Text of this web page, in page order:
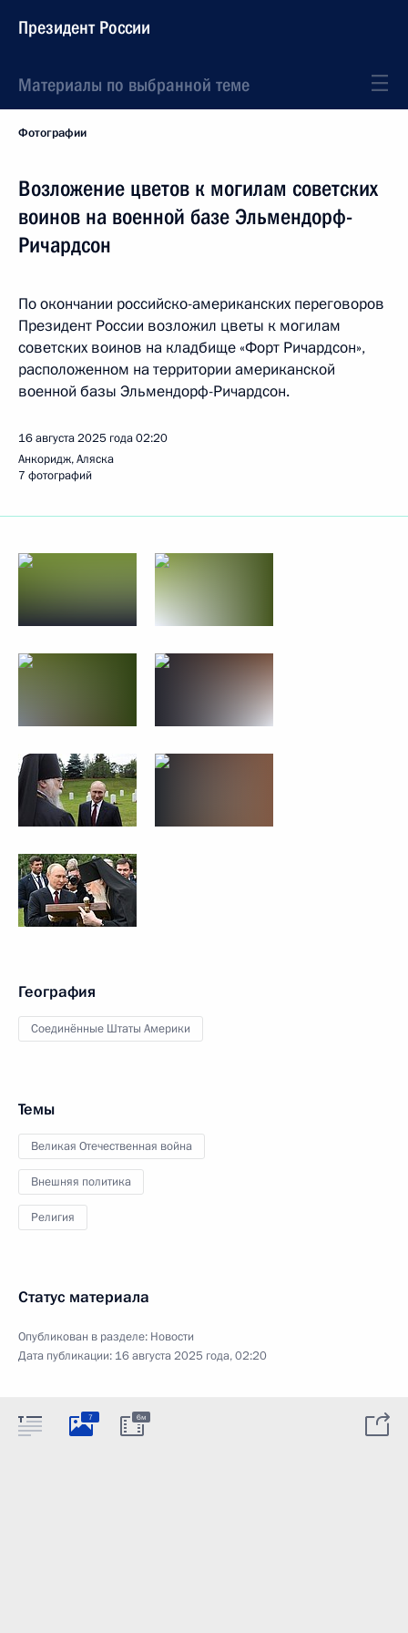
Президент России
Материалы по выбранной теме
Фотографии
Возложение цветов к могилам советских
воинов на военной базе Эльмендорф-
Ричардсон
По окончании российско-американских переговоров
Президент России возложил цветы к могилам
советских воинов на кладбище «Форт Ричардсон»,
расположенном на территории американской
военной базы Эльмендорф-Ричардсон.
16 августа 2025 года02:20
Анкоридж, Аляска
7 фотографий
География
Соединённые Штаты Америки
Темы
Великая Отечественная война
Внешняя политика
Религия
Статус материала
Опубликован в разделе: Новости
Дата публикации: 16 августа 2025 года, 02:20
7 6м